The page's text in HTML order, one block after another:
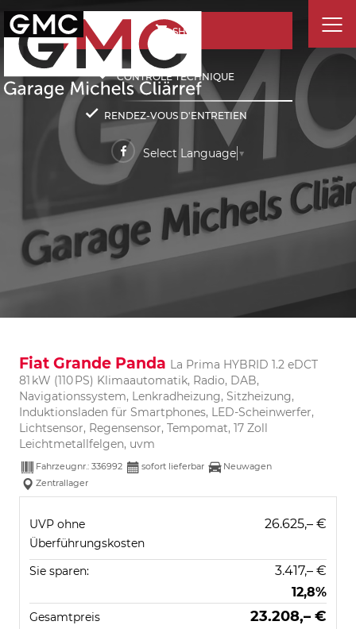
SHOP
CONTRÔLE TECHNIQUE
RENDEZ-VOUS D'ENTRETIEN
Select Language ▼
Fiat Grande Panda La Prima HYBRID 1.2 eDCT
81 kW (110 PS) Klimaautomatik, Radio, DAB,
Navigationssystem, Lenkradheizung, Sitzheizung,
Induktionsladen für Smartphones, LED-Scheinwerfer,
Lichtsensor, Regensensor, Tempomat, 17 Zoll
Leichtmetallfelgen, uvm
Fahrzeugnr.: 336992 sofort lieferbar
Neuwagen
Zentrallager
UVP ohne
Überführungskosten
26.625,– €
Sie sparen:
3.417,– €
12,8%
Gesamtpreis 23.208,– €